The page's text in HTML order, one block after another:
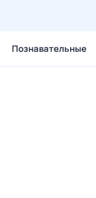
Познавательные